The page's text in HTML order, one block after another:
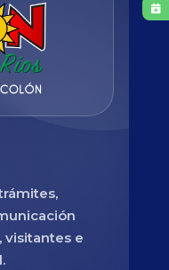
visitantes e